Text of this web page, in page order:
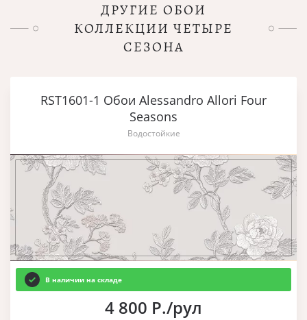
ДРУГИЕ ОБОИ
КОЛЛЕКЦИИ ЧЕТЫРЕ
СЕЗОНА
RST1601-1 Обои Alessandro Allori Four
Seasons
Водостойкие
В наличии на складе
4 800 Р./рул